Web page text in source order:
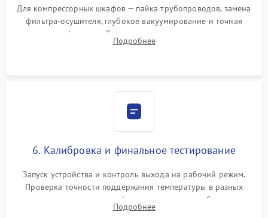
Для компрессорных шкафов — пайка трубопроводов, замена
фильтра-осушителя, глубокое вакуумирование и точная
заправка фреоном. Для термоэлектрических — замена
термопасты и герметизация охлаждающего блока.
Подробнее
6. Калибровка и финальное тестирование
Запуск устройства и контроль выхода на рабочий режим.
Проверка точности поддержания температуры в разных
климатических зонах шкафа, оценка уровня стабильности
влажности и полного отсутствия вибраций корпуса.
Подробнее